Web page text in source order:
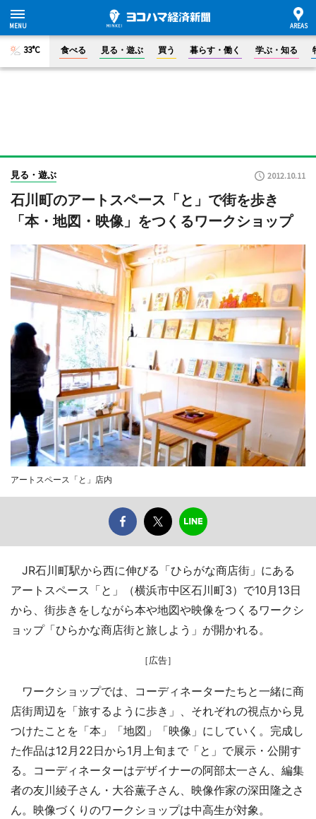
33°C 食べる 見る・遊ぶ 買う 暮らす・働く 学ぶ・知る
見る・遊ぶ 2012.10.11
石川町のアートスペース「と」で街を歩き
「本・地図・映像」をつくるワークショップ
アートスペース「と」店内
JR石川町駅から西に伸びる「ひらがな商店街」にある
アートスペース「と」（横浜市中区石川町3）で10月13日
から、街歩きをしながら本や地図や映像をつくるワークシ
ョップ「ひらかな商店街と旅しよう」が開かれる。
［広告］
ワークショップでは、コーディネーターたちと一緒に商
店街周辺を「旅するように歩き」、それぞれの視点から見
つけたことを「本」「地図」「映像」にしていく。完成し
た作品は12月22日から1月上旬まで「と」で展示・公開す
る。コーディネーターはデザイナーの阿部太一さん、編集
者の友川綾子さん・大谷薫子さん、映像作家の深田隆之さ
ん。映像づくりのワークショップは中高生が対象。